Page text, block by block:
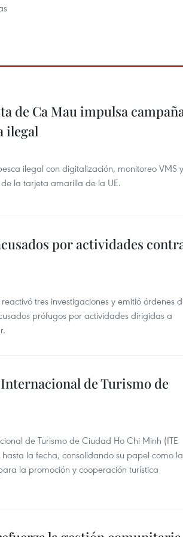
de Ca Mau impulsa
ilegal
ilegal con digitalización, monitoreo VMS y
la tarjeta amarilla de la UE.
por actividades
tres investigaciones y emitió órdenes
prófugos por actividades dirigidas a
de Turismo de
de Turismo de Ciudad Ho Chi Minh (ITE
la fecha, consolidando su papel como la
la promoción y cooperación turística